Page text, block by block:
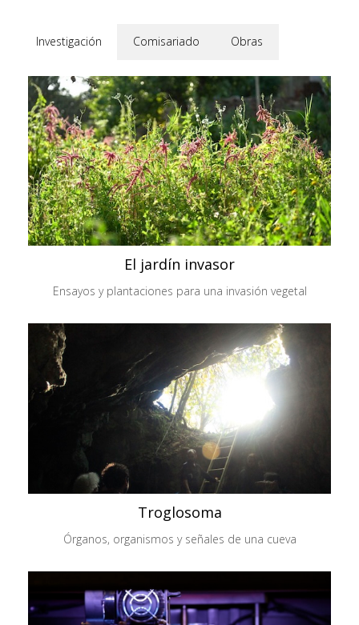
Investigación Comisariado Obras
El jardín invasor
Ensayos y plantaciones para una invasión vegetal
Troglosoma
Órganos, organismos y señales de una cueva